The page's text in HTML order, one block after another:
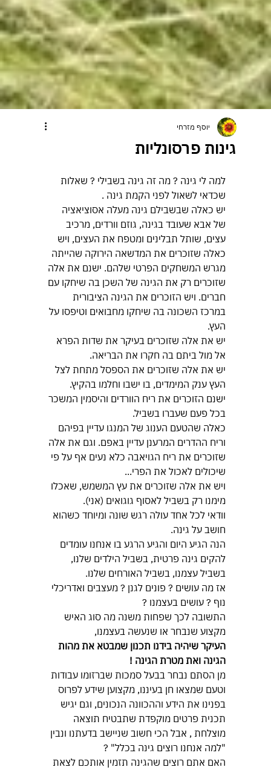
גינות פרסונליות
יוסף מזרחי
למה לי גינה ? מה זה גינה בשבילי ? שאלות
שכדאי לשאול לפני הקמת גינה .
יש כאלה שבשבילם גינה מעלה אסוציאציה
של אבא שעובד בגינה, גוזם וורדים, מרכיב
עצים, שותל תבלינים ומטפח את העצים, ויש
כאלה שזוכרים את המדשאה הירוקה שהייתה
מגרש המשחקים הפרטי שלהם. ישנם את אלה
שזוכרים רק את הגינה של השכן בה שיחקו עם
חברים. ויש הזוכרים את הגינה הציבורית
במרכז השכונה בה שיחקו מחבואים וטיפסו על
העץ.
יש את אלה שזוכרים בעיקר את שדות הפרא
אל מול ביתם בה חקרו את הבריאה.
יש את אלה שזוכרים את הספסל מתחת לצל
העץ ענק המימדים, בו ישבו וחלמו בהקיץ.
ישנם הזוכרים את ריח הוורדים והיסמין המשכר
בכל פעם שעברו בשביל.
כאלה שהטעם הענוג של המנגו עדיין בפיהם
וריח ההדרים המרענן עדיין באפם. וגם את אלה
שזוכרים את ריח הגויאבה כלא נעים אף על פי
שיכולים לאכול את הפרי...
ויש את אלה שזוכרים את עץ המשמש, שאכלו
מימנו רק בשביל לאסוף גוגואים (אני).
וודאי לכל אחד עולה רגש שונה ומיוחד כשהוא
חושב על גינה.
הנה הגיע היום והגיע הרגע בו אנחנו עומדים
להקים גינה פרטית, בשביל הילדים שלנו,
בשביל עצמנו, בשביל האורחים שלנו.
אז מה עושים ? פונים לגנן ? מעצבים ואדריכלי
נוף ? עושים בעצמנו ?
התשובה לכך שפחות משנה מה סוג האיש
מקצוע שנבחר או שנעשה בעצמנו,
העיקר שיהיה בידנו תכנון שמבטא את מהות
הגינה ואת מטרת הגינה !
מן הסתם נבחר בבעל סמכות שברזומו עבודות
וטעם שמצאו חן בעיננו, מקצוען שידע לפרוס
בפנינו את הידע וההכוונה הנכונים, וגם יגיש
תכנית פרטים מוקפדת שתבטיח תוצאה
מוצלחת , אבל הכי חשוב שניישב בדעתנו ונבין
"למה אנחנו רוצים גינה בכלל" ?
האם אתם רוצים שהגינה תזמין אותכם לצאת